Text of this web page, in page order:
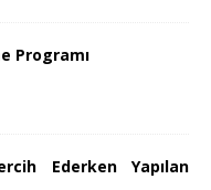
Programı
Ederken Yapılan